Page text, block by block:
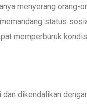
menyerang orang-
status
memperburuk
dikendalikan